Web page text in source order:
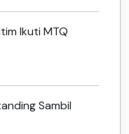
Ikuti MTQ
Sambil